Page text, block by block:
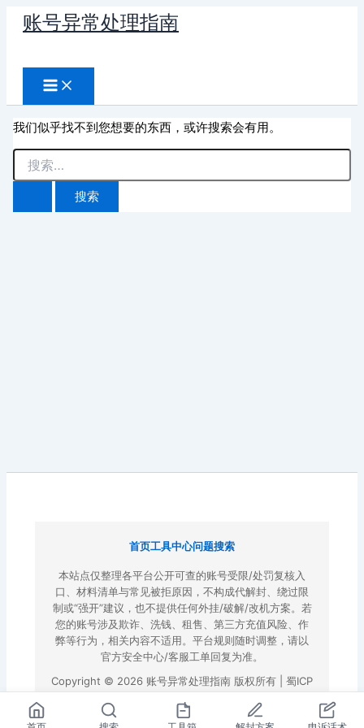
账号异常处理指南
索
我们似乎找不到您想要的东西，或许搜索会有用。
搜
索：
首页工具中心问题搜索
本站点仅整理各平台公开可查的账号受限/处罚复核入
口、材料清单与常见被拒原因，不构成代解封、绕过限
制或“强开”建议，也不提供任何外挂/破解/改机方案。若
您的账号涉及欺诈、洗钱、租售、第三方充值风险、作
弊等行为，相关内容不适用。平台规则随时调整，请以
官方安全中心/客服工单回复为准。
Copyright © 2026 账号异常处理指南 版权所有 | 蜀ICP